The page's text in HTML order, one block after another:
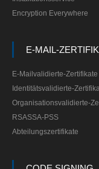
Encryption Everywhere
E-MAIL-
E-Mailvalidierte-Zertifikate
Identitätsvalidierte-
Organisationsvalidierte-
RSASSA-PSS
Abteilungszertifikate